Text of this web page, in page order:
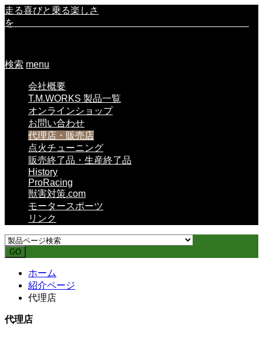
走る喜びと乗る楽しさ
を
検索 menu
会社概要
T.M.WORKS 製品一覧
オンラインショップ
お問い合わせ
代理店・販売店
点火チューニング
販売終了品・生産終了品
History
ProRacing
獣害対策.com
モータースポーツ
リンク
ホーム
紹介ページ
代理店
代理店